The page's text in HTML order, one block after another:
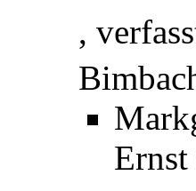
,